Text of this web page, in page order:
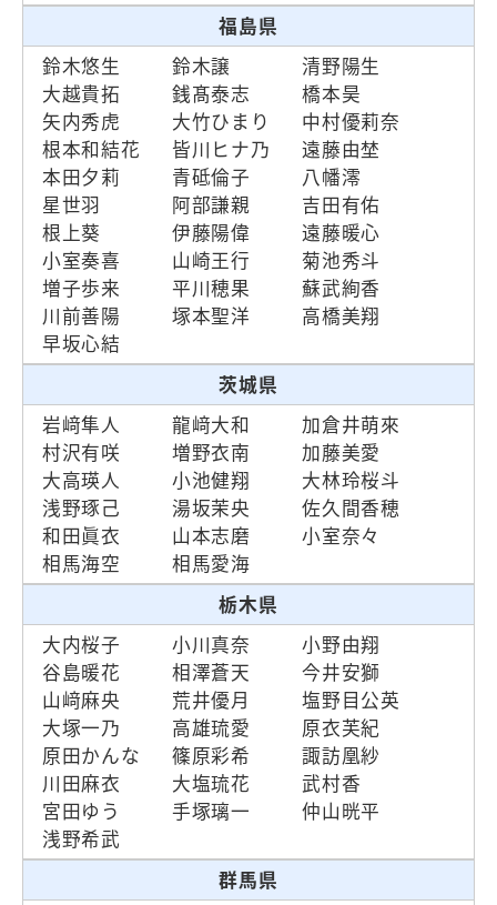
福島県
鈴木悠生
鈴木譲
清野陽生
大越貴拓
銭髙泰志
橋本昊
矢内秀虎
大竹ひまり
中村優莉奈
根本和結花
皆川ヒナ乃
遠藤由埜
本田夕莉
青砥倫子
八幡澪
星世羽
阿部謙親
吉田有佑
根上葵
伊藤陽偉
遠藤暖心
小室奏喜
山崎王行
菊池秀斗
増子歩来
平川穂果
蘇武絢香
川前善陽
塚本聖洋
高橋美翔
早坂心結
茨城県
岩﨑隼人
龍﨑大和
加倉井萌來
村沢有咲
増野衣南
加藤美愛
大高瑛人
小池健翔
大林玲桜斗
浅野琢己
湯坂茉央
佐久間香穂
和田眞衣
山本志磨
小室奈々
相馬海空
相馬愛海
栃木県
大内桜子
小川真奈
小野由翔
谷島暖花
相澤蒼天
今井安獅
山﨑麻央
荒井優月
塩野目公英
大塚一乃
高雄琉愛
原衣芙紀
原田かんな
篠原彩希
諏訪凰紗
川田麻衣
大塩琉花
武村香
宮田ゆう
手塚璃一
仲山晄平
浅野希武
群馬県